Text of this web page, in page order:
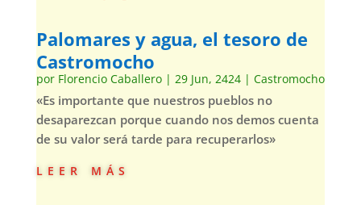
Palomares y agua, el tesoro de
Castromocho
por Florencio Caballero| 29 Jun, 2424| Castromocho
«Es importante que nuestros pueblos no
desaparezcan porque cuando nos demos cuenta
de su valor será tarde para recuperarlos»
leer más